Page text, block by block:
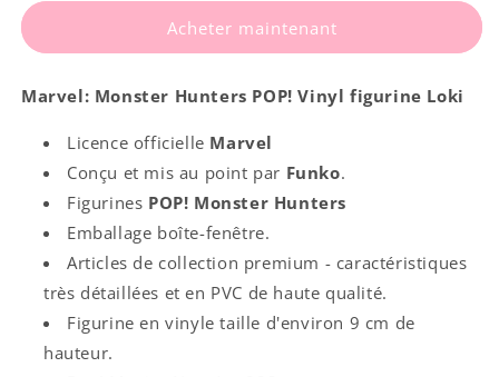
Acheter maintenant
Marvel: Monster Hunters POP! Vinyl figurine Loki
Licence officielle Marvel
Conçu et mis au point par Funko.
Figurines POP! Monster Hunters
Emballage boîte-fenêtre.
Articles de collection premium - caractéristiques
très détaillées et en PVC de haute qualité.
Figurine en vinyle taille d'environ 9 cm de
hauteur.